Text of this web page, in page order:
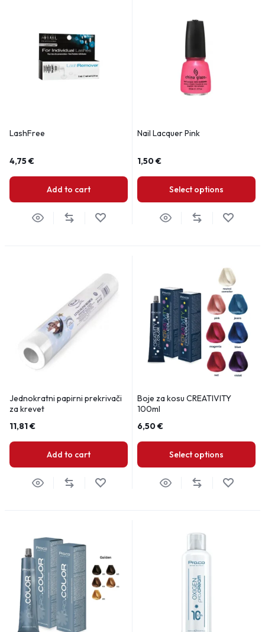
LashFree
4,75€
Add to cart
Nail Lacquer Pink
1,50€
Select options
Jednokratni papirni prekrivači
za krevet
11,81€
Add to cart
Boje za kosu CREATIVITY
100ml
6,50€
Select options